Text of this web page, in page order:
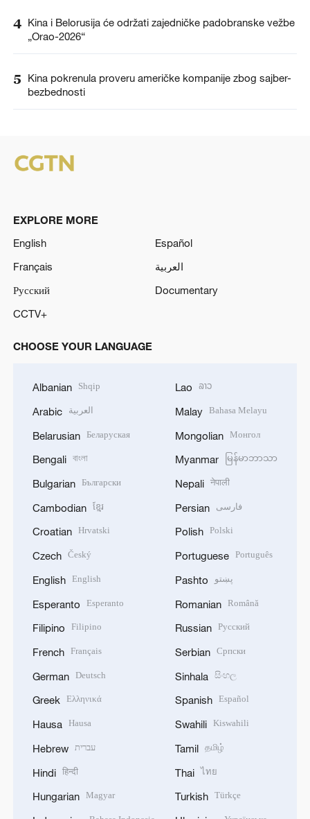
4 Kina i Belorusija će održati zajedničke padobranske vežbe
„Orao-2026“
5
Kina pokrenula proveru američke kompanije zbog sajber-
bezbednosti
EXPLORE MORE
English
Español
Français
العربية
Русский
Documentary
CCTV+
CHOOSE YOUR LANGUAGE
Albanian Shqip
Arabic العربية
Belarusian Беларуская
Bengali বাংলা
Bulgarian Български
Cambodian ខ្មែរ
Croatian Hrvatski
Czech Český
English English
Esperanto Esperanto
Filipino Filipino
French Français
German Deutsch
Greek Ελληνικά
Hausa Hausa
Hebrew עברית
Hindi हिन्दी
Hungarian Magyar
Lao ລາວ
Malay Bahasa Melayu
Mongolian Монгол
Myanmar မြန်မာဘာသာ
Nepali नेपाली
Persian فارسی
Polish Polski
Portuguese Português
Pashto پښتو
Romanian Română
Russian Русский
Serbian Српски
Sinhala සිංහල
Spanish Español
Swahili Kiswahili
Tamil தமிழ்
Thai ไทย
Turkish Türkçe